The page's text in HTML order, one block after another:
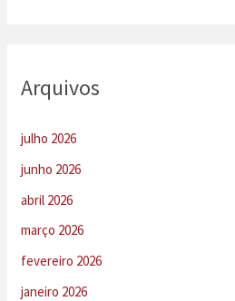
Arquivos
julho 2026
junho 2026
abril 2026
março 2026
fevereiro 2026
janeiro 2026